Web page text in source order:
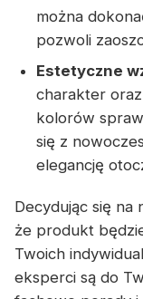
można
pozwoli
Estetyczne
charakter
kolorów
się z
elegancję
Decydując się na
że produkt
Twoich
eksperci są do